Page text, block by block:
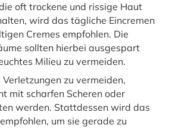
oft trockene und rissige Haut
wird das tägliche Eincremen
Cremes empfohlen. Die
sollten hierbei ausgespart
Milieu zu vermeiden.
Verletzungen zu vermeiden,
mit scharfen Scheren oder
werden. Stattdessen wird das
um sie gerade zu